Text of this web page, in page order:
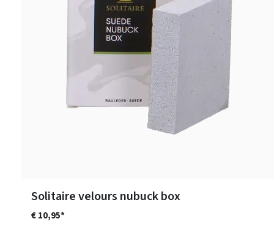
Solitaire velours nubuck box
€ 10,95*